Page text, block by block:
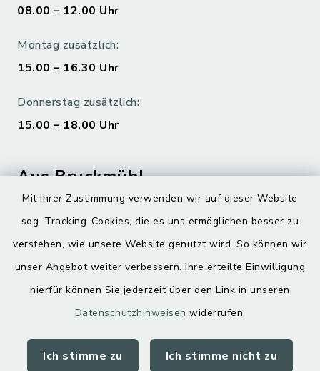
Mit Ihrer Zustimmung verwenden wir auf dieser Website
sog. Tracking-Cookies, die es uns ermöglichen besser zu
verstehen, wie unsere Website genutzt wird. So können wir
unser Angebot weiter verbessern. Ihre erteilte Einwilligung
hierfür können Sie jederzeit über den Link in unseren
Datenschutzhinweisen widerrufen.
Ich stimme zu Ich stimme nicht zu
08.00 – 12.00 Uhr
Montag zusätzlich:
15.00 – 16.30 Uhr
Donnerstag zusätzlich:
15.00 – 18.00 Uhr
Aus Bruckmühl
Digitaler Ortsplan
Kontakt